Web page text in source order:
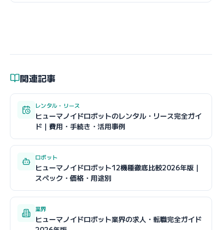
関連記事
レンタル・リース
ヒューマノイドロボットのレンタル・リース完全ガイ
ド｜費用・手続き・活用事例
ロボット
ヒューマノイドロボット12機種徹底比較2026年版｜
スペック・価格・用途別
業界
ヒューマノイドロボット業界の求人・転職完全ガイド